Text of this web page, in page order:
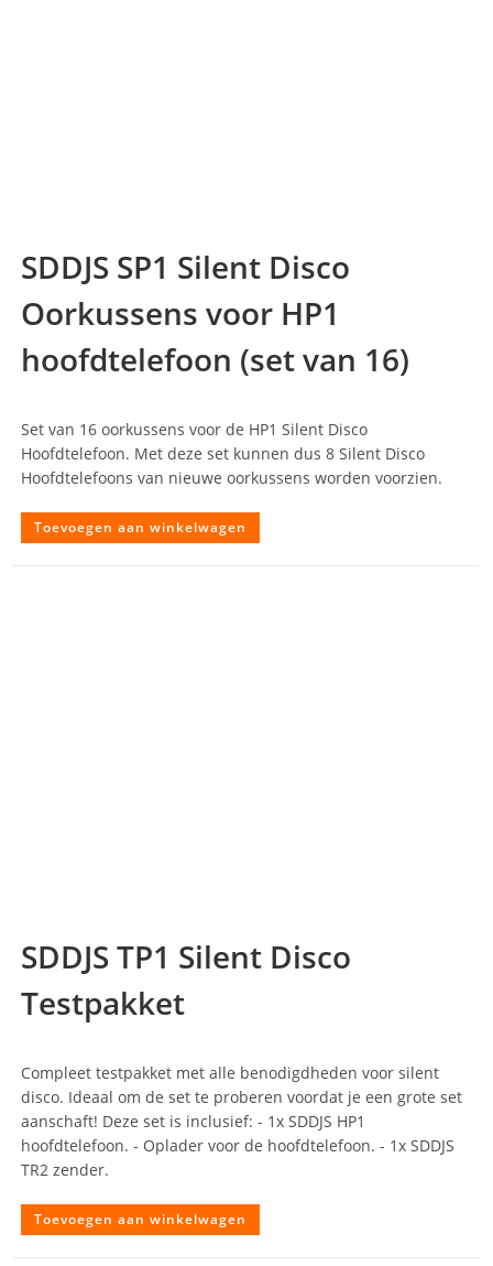
SDDJS SP1 Silent Disco
Oorkussens voor HP1
hoofdtelefoon (set van 16)
Set van 16 oorkussens voor de HP1 Silent Disco
Hoofdtelefoon. Met deze set kunnen dus 8 Silent Disco
Hoofdtelefoons van nieuwe oorkussens worden voorzien.
Toevoegen aan winkelwagen
SDDJS TP1 Silent Disco
Testpakket
Compleet testpakket met alle benodigdheden voor silent
disco. Ideaal om de set te proberen voordat je een grote set
aanschaft! Deze set is inclusief: - 1x SDDJS HP1
hoofdtelefoon. - Oplader voor de hoofdtelefoon. - 1x SDDJS
TR2 zender.
Toevoegen aan winkelwagen